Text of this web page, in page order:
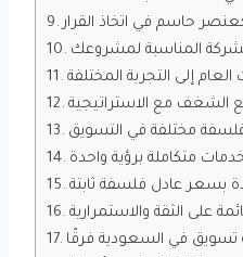
حاسم في اتخاذ القرار
المناسبة لمشروعك
إلى التجربة المختلفة
الشغف مع الاستراتيجية
مختلفة في التسويق
خدمات متكاملة برؤية واحدة
بسعر عادل فلسفة ثابتة
على الثقة والاستمرارية
في السعودية فرقًا